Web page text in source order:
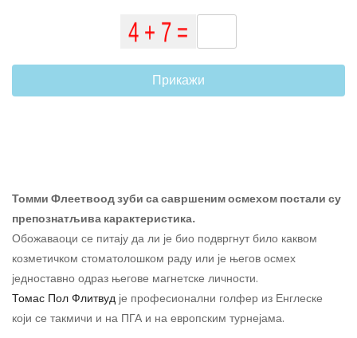
Прикажи
Томми Флеетвоод зуби са савршеним осмехом постали су
препознатљива карактеристика.
Обожаваоци се питају да ли је био подвргнут било каквом
козметичком стоматолошком раду или је његов осмех
једноставно одраз његове магнетске личности.
Томас Пол Флитвуд је професионални голфер из Енглеске
који се такмичи и на ПГА и на европским турнејама.